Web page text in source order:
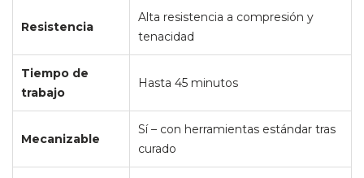
Resistencia
Alta resistencia a compresión y
tenacidad
Tiempo de
trabajo
Hasta 45 minutos
Mecanizable
Sí – con herramientas estándar tras
curado